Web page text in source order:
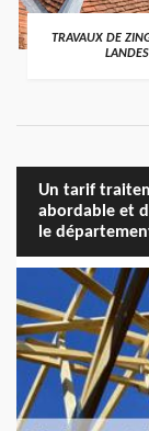
TRAVAUX DE
LANDES
Un tarif
abordable et
le